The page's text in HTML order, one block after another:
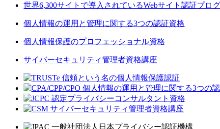
世界6,300サイトで導入されているWebサイト認証プロ
個人情報の運用と管理に関する3つの認証資格
個人情報保護のプロフェッショナル資格
サイバーセキュリティ管理者資格講座